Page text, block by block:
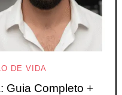
DE VIDA
Guia Completo +